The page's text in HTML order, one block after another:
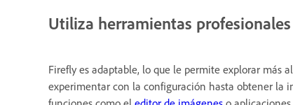
Utiliza herramientas profesionales
Firefly es adaptable, lo que le permite explorar más
experimentar con la configuración hasta obtener la